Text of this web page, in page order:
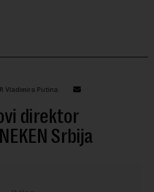
Vladimira Putina
direktor
Srbija